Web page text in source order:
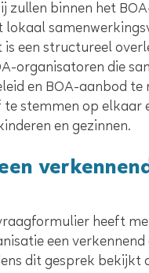
zullen binnen het
lokaal
is een structureel
organisatoren die
en BOA-aanbod te
stemmen op elkaar
en gezinnen.
heeft
een
dit gesprek bekijkt